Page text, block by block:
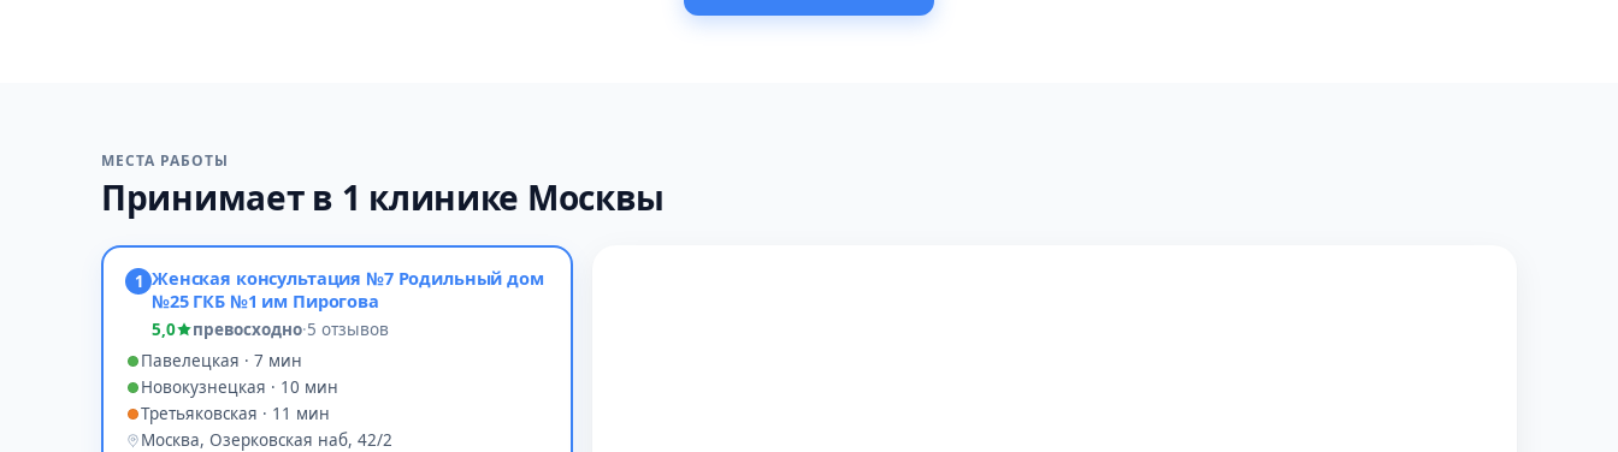
МЕСТА РАБОТЫ
Принимает в 1 клинике Москвы
1 Женская консультация №7 Родильный дом
№25 ГКБ №1 им Пирогова
5,0 превосходно·5 отзывов
Павелецкая · 7 мин
Новокузнецкая · 10 мин
Третьяковская · 11 мин
Москва, Озерковская наб, 42/2